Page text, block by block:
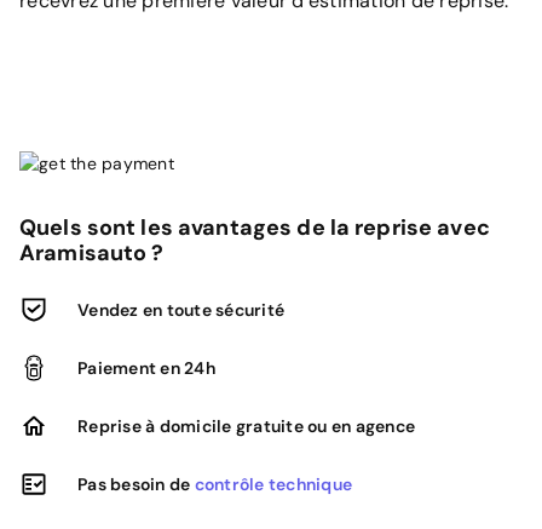
Quels sont les avantages de la reprise avec
Aramisauto ?
Vendez en toute sécurité
Paiement en 24h
Reprise à domicile gratuite ou en agence
Pas besoin de contrôle technique